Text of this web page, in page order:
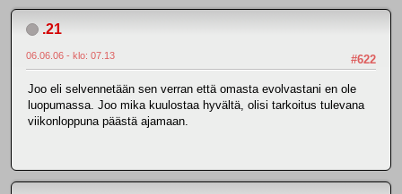
.21
#622
06.06.06 - klo: 07.13
Joo eli selvennetään sen verran että omasta evolvastani en ole
luopumassa. Joo mika kuulostaa hyvältä, olisi tarkoitus tulevana
viikonloppuna päästä ajamaan.